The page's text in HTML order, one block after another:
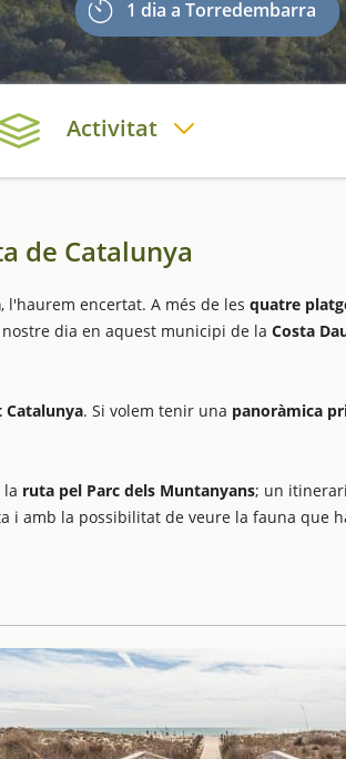
1 dia a Torredembarra
Activitat
de Catalunya
, l'haurem encertat. A més de les quatre
dia en aquest municipi de la Costa
. Si volem tenir una panoràmica
la ruta pel Parc dels Muntanyans; un
i amb la possibilitat de veure la fauna que